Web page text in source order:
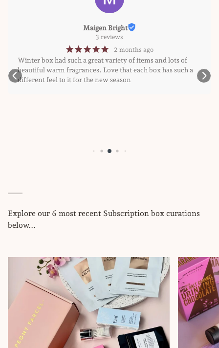
Maigen Bright
3 reviews
¡¡¡¡¡ 2 months ago
Winter box had such a great variety of items and lots of
beautiful warm fragrances. Love that each box has such a
different feel to it for the new season
Explore our 6 most recent Subscription box curations
below...
Zoom